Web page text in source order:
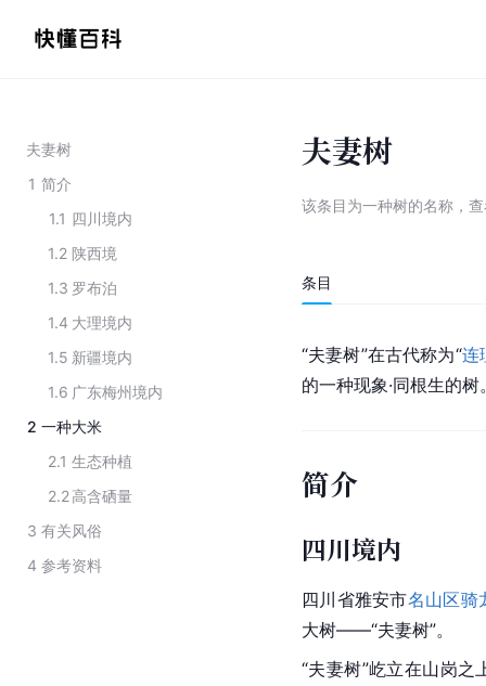
夫妻树
1 简介
1.1 四川境内
1.2 陕西境
1.3 罗布泊
1.4 大理境内
1.5 新疆境内
1.6 广东梅州境内
2 一种大米
2.1 生态种植
2.2高含硒量
3 有关风俗
4 参考资料
夫妻树
该条目为一种树的名称 ，
条目
“夫妻树”在古代称为“连
的一种现象·同根生的树
简介
四川境内
四川省雅安市名山区骑
大树——“夫妻树”。
“夫妻树”屹立在山岗